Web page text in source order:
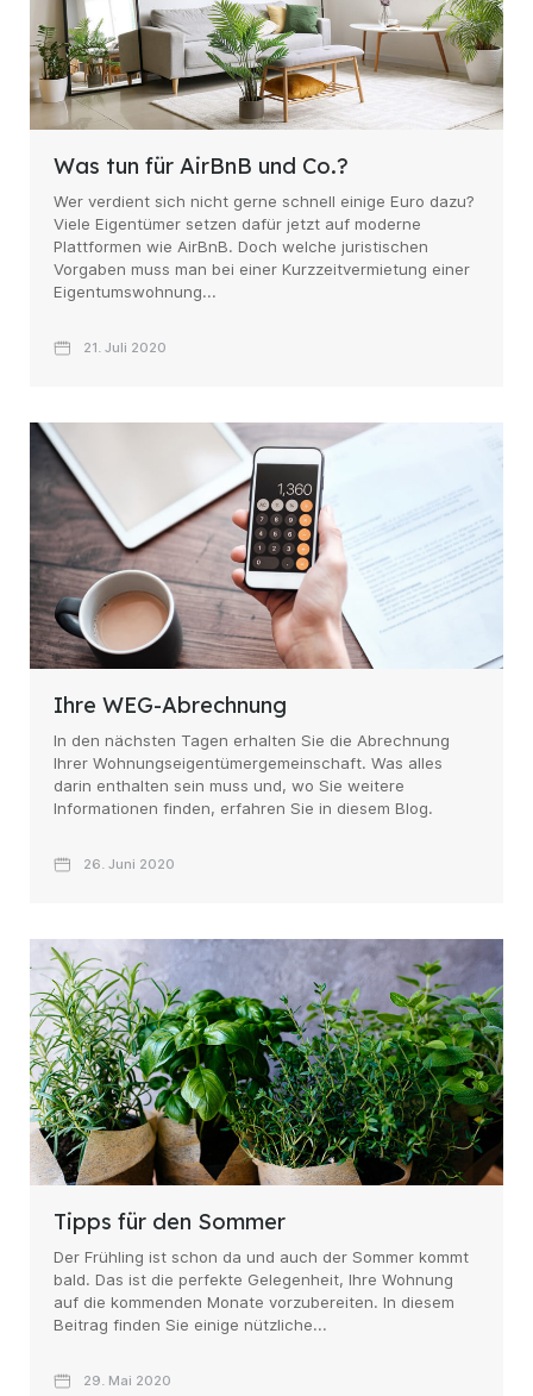
Was tun für AirBnB und Co.?
Wer verdient sich nicht gerne schnell einige Euro dazu?
Viele Eigentümer setzen dafür jetzt auf moderne
Plattformen wie AirBnB. Doch welche juristischen
Vorgaben muss man bei einer Kurzzeitvermietung einer
Eigentumswohnung...
21. Juli 2020
Ihre WEG-Abrechnung
In den nächsten Tagen erhalten Sie die Abrechnung
Ihrer Wohnungseigentümergemeinschaft. Was alles
darin enthalten sein muss und, wo Sie weitere
Informationen finden, erfahren Sie in diesem Blog.
26. Juni 2020
Tipps für den Sommer
Der Frühling ist schon da und auch der Sommer kommt
bald. Das ist die perfekte Gelegenheit, Ihre Wohnung
auf die kommenden Monate vorzubereiten. In diesem
Beitrag finden Sie einige nützliche...
29. Mai 2020